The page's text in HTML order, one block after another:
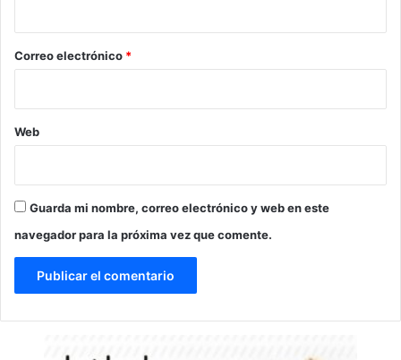
*
Correo electrónico *
Web
Guarda mi nombre, correo electrónico y web en este
navegador para la próxima vez que comente.